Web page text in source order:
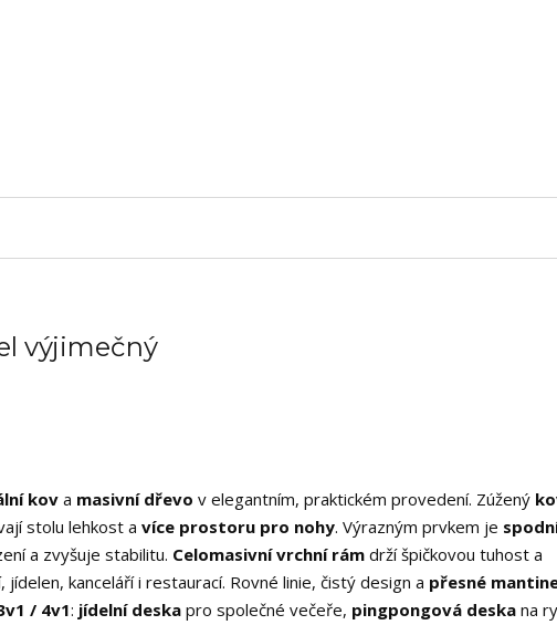
výjimečný
kova masivní dřevo v elegantním, praktickém provedení. Zúžený
stolu lehkost a více prostoru pro nohy. Výrazným prvkem je
a zvyšuje stabilitu. Celomasivní vrchní rám drží špičkovou tuhost a
kanceláří i restaurací. Rovné linie, čistý design a přesné
/ 4v1: jídelní deska pro společné večeře, pingpongová deska na